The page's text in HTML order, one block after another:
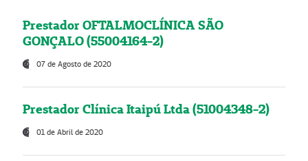
Prestador OFTALMOCLÍNICA SÃO
GONÇALO (55004164-2)
07 de Agosto de 2020
Prestador Clínica Itaipú Ltda (51004348-2)
01 de Abril de 2020